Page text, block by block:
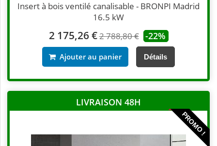
Insert à bois ventilé canalisable - BRONPI Madrid
16.5 kW
2 175,26 €2 788,80 € -22%
Ajouter au panier Détails
LIVRAISON 48H
PROMO !